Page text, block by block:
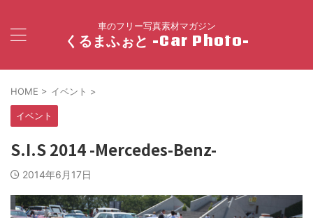
車のフリー写真素材マガジン
くるまふぉと -Car Photo-
HOME > イベント >
イベント
S.I.S 2014 -Mercedes-Benz-
2014年6月17日